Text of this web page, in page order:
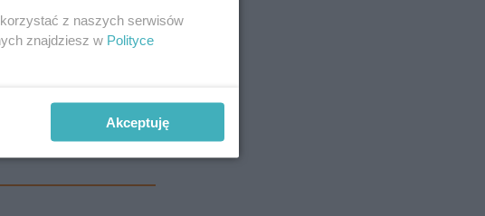
z naszych serwisów
znajdziesz w Polityce
Akceptuję